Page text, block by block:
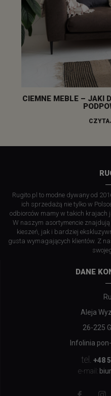
CIEMNE MEBLE – JAKI
Rugito.pl to modne dywany od
ich sprzedażą nie tylko w
odbiorców mamy w takich krajach
W naszym asortymencie
kieszeń, jak i bardziej
gusta wymagających klientów. Z
DANE
Aleja
26-225
Infolinia
tel.
+48
e-mail: